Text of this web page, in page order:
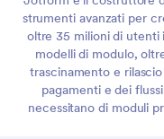
strumenti avanzati per
oltre 35 milioni di
modelli di modulo,
trascinamento e
pagamenti e dei
necessitano di moduli